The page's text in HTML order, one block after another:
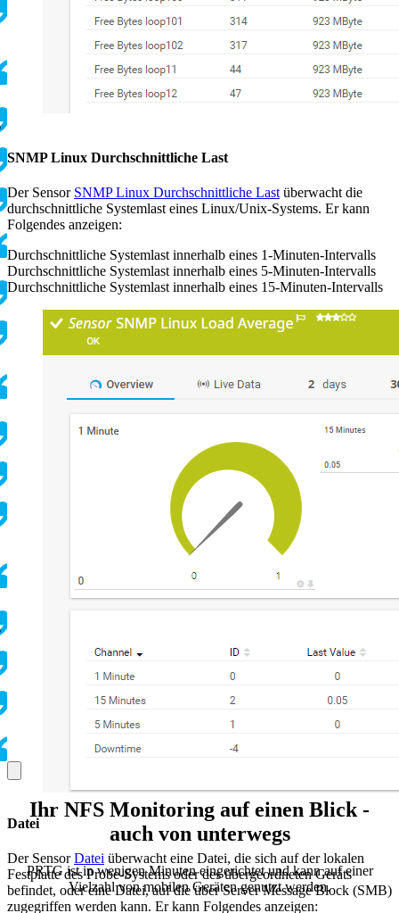
SNMP Linux Durchschnittliche Last
Der Sensor SNMP Linux Durchschnittliche Last überwacht die
durchschnittliche Systemlast eines Linux/Unix-Systems. Er kann
Folgendes anzeigen:
Durchschnittliche Systemlast innerhalb eines 1-Minuten-Intervalls
Durchschnittliche Systemlast innerhalb eines 5-Minuten-Intervalls
Durchschnittliche Systemlast innerhalb eines 15-Minuten-Intervalls
Datei
Der SensorDatei überwacht eine Datei, die sich auf der lokalen
Festplatte des Probe-Systems oder des übergeordneten Geräts
befindet, oder eine Datei, auf die über Server Message Block (SMB)
zugegriffen werden kann. Er kann Folgendes anzeigen:
Ihr NFS Monitoring auf einen Blick -
auch von unterwegs
PRTG ist in wenigen Minuten eingerichtet und kann auf einer
Vielzahl von mobilen Geräten genutzt werden.